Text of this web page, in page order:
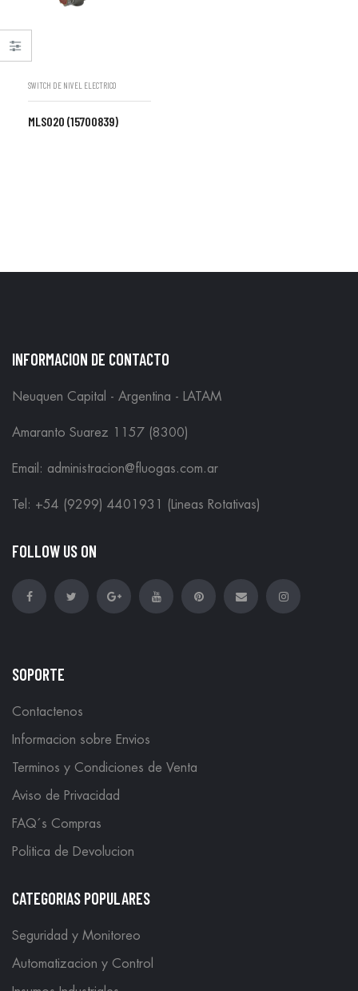
SWITCH DE NIVEL ELECTRICO
MLS020 (15700839)
INFORMACION DE CONTACTO
Neuquen Capital - Argentina - LATAM
Amaranto Suarez 1157 (8300)
Email: administracion@fluogas.com.ar
Tel: +54 (9299) 4401931 (Lineas Rotativas)
FOLLOW US ON
SOPORTE
Contactenos
Informacion sobre Envios
Terminos y Condiciones de Venta
Aviso de Privacidad
FAQ´s Compras
Politica de Devolucion
CATEGORIAS POPULARES
Seguridad y Monitoreo
Automatizacion y Control